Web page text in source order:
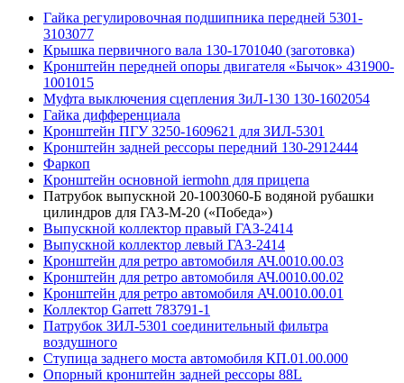
Гайка регулировочная подшипника передней 5301-
3103077
Крышка первичного вала 130-1701040 (заготовка)
Кронштейн передней опоры двигателя «Бычок» 431900-
1001015
Муфта выключения сцепления ЗиЛ-130 130-1602054
Гайка дифференциала
Кронштейн ПГУ 3250-1609621 для ЗИЛ-5301
Кронштейн задней рессоры передний 130-2912444
Фаркоп
Кронштейн основной iermohn для прицепа
Патрубок выпускной 20-1003060-Б водяной рубашки
цилиндров для ГАЗ-М-20 («Победа»)
Выпускной коллектор правый ГАЗ-2414
Выпускной коллектор левый ГАЗ-2414
Кронштейн для ретро автомобиля АЧ.0010.00.03
Кронштейн для ретро автомобиля АЧ.0010.00.02
Кронштейн для ретро автомобиля АЧ.0010.00.01
Коллектор Garrett 783791-1
Патрубок ЗИЛ-5301 соединительный фильтра
воздушного
Ступица заднего моста автомобиля КП.01.00.000
Опорный кронштейн задней рессоры 88L